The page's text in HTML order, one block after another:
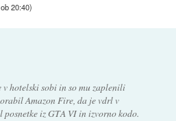
20:40)
hotelski sobi in so mu zaplenili
Amazon Fire, da je vdrl v
posnetke iz GTA VI in izvorno kodo.